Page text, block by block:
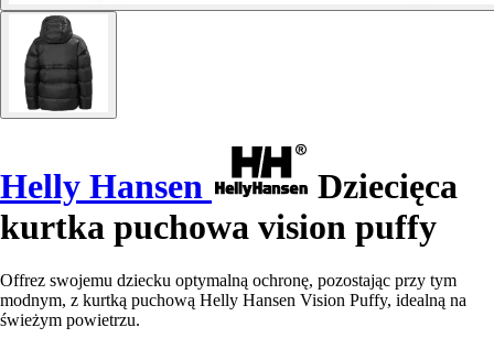
Helly Hansen
Dziecięca
kurtka puchowa vision puffy
Offrez swojemu dziecku optymalną ochronę, pozostając przy tym
modnym, z kurtką puchową Helly Hansen Vision Puffy, idealną na
świeżym powietrzu.